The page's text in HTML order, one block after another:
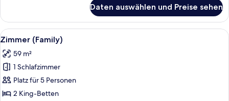
Suite
Daten auswählen und Preise sehen
Alle
Fotos
für
Zimmer
(Family)
anzeigen
Ein Hotelzimmer mit einem Bett,
5
Zimmer (Family)
59 m²
1 Schlafzimmer
Platz für 5 Personen
2 King-Betten